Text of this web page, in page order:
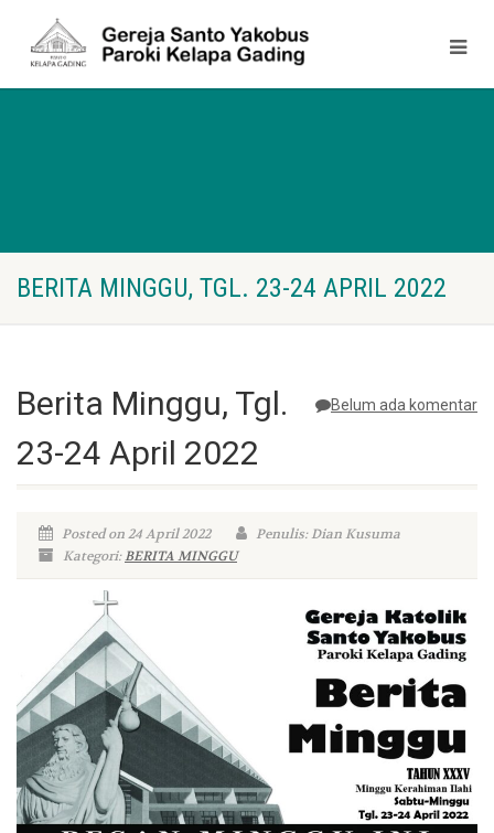
BERITA MINGGU, TGL. 23-24 APRIL 2022
Belum ada komentar
Berita Minggu, Tgl.
23-24 April 2022
Posted on 24 April 2022
Penulis: Dian Kusuma
Kategori:BERITA MINGGU